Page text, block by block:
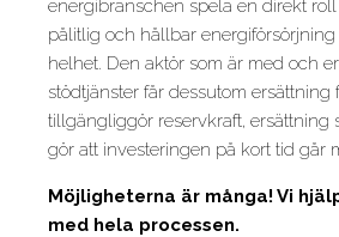
energibranschen spela en direkt
pålitlig och hållbar
helhet. Den aktör som är med och
stödtjänster får dessutom ersättning
tillgängliggör reservkraft, ersättning
gör att investeringen på kort tid går
Möjligheterna är många! Vi
med hela processen.